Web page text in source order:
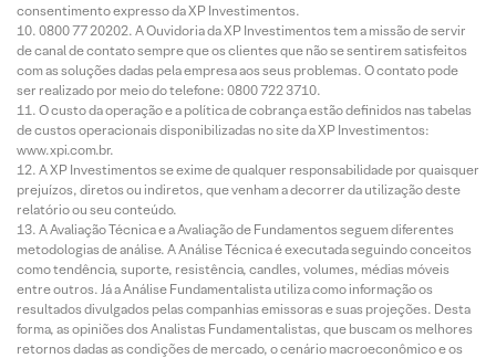
consentimento expresso da XP Investimentos.
0800 77 20202. A Ouvidoria da XP Investimentos tem a missão de servir
de canal de contato sempre que os clientes que não se sentirem satisfeitos
com as soluções dadas pela empresa aos seus problemas. O contato pode
ser realizado por meio do telefone: 0800 722 3710.
O custo da operação e a política de cobrança estão definidos nas tabelas
de custos operacionais disponibilizadas no site da XP Investimentos:
www.xpi.com.br.
A XP Investimentos se exime de qualquer responsabilidade por quaisquer
prejuízos, diretos ou indiretos, que venham a decorrer da utilização deste
relatório ou seu conteúdo.
A Avaliação Técnica e a Avaliação de Fundamentos seguem diferentes
metodologias de análise. A Análise Técnica é executada seguindo conceitos
como tendência, suporte, resistência, candles, volumes, médias móveis
entre outros. Já a Análise Fundamentalista utiliza como informação os
resultados divulgados pelas companhias emissoras e suas projeções. Desta
forma, as opiniões dos Analistas Fundamentalistas, que buscam os melhores
retornos dadas as condições de mercado, o cenário macroeconômico e os